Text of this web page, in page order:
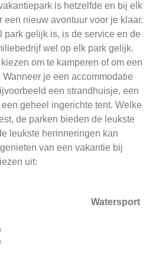
is hetzelfde en bij elk
een nieuw avontuur voor je klaar.
park gelijk is, is de service en de
wel op elk park gelijk.
om te kamperen of om een
je een accommodatie
een strandhuisje, een
geheel ingerichte tent. Welke
de parken bieden de leukste
leukste herinneringen kan
van een vakantie bij
uit:
Noordduinen